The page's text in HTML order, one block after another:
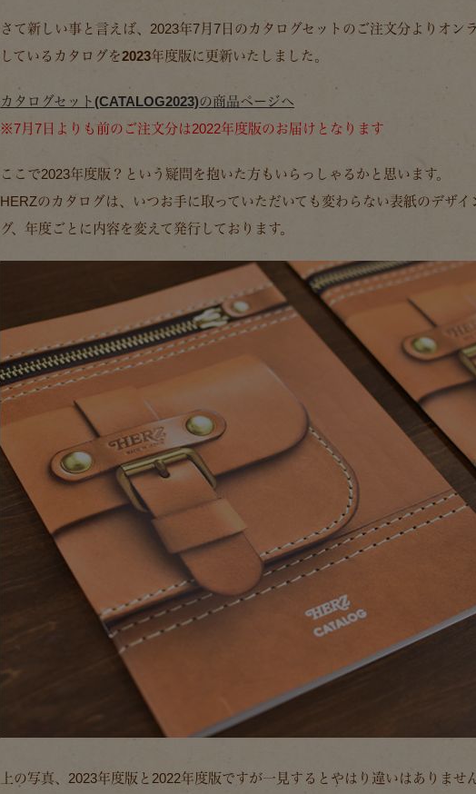
さて新しい事と言えば、2023年7月7日のカタログセットのご注文分よりオン
している カタログを2023年度版に更新いたしました。
カタログセット(CATALOG2023)の商品ページへ
※7月7日よりも前のご注文分は2022年度版のお届けとなります
ここで2023年度版？という疑問を抱いた方もいらっしゃるかと思います。
HERZのカタログは、いつお手に取っていただいても変わらない表紙のデザイ
グ、年度ごとに内容を変えて発行しております。
上の写真、2023年度版と2022年度版ですが一見するとやはり違いはありません